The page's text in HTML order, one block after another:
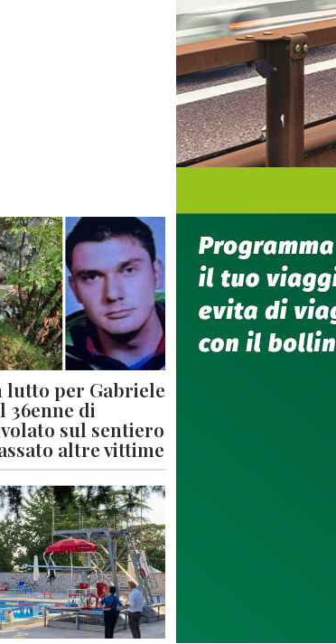
lutto per Gabriele
36enne di
sul sentiero
altre vittime